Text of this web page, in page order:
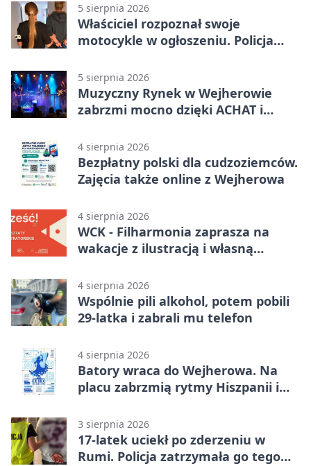
5 sierpnia 2026
Właściciel rozpoznał swoje
motocykle w ogłoszeniu. Policja
5 sierpnia 2026
Muzyczny Rynek w Wejherowie
zabrzmi mocno dzięki ACHAT i
4 sierpnia 2026
Bezpłatny polski dla cudzoziemców.
Zajęcia także online z Wejherowa
4 sierpnia 2026
WCK - Filharmonia zaprasza na
wakacje z ilustracją i własną
4 sierpnia 2026
Wspólnie pili alkohol, potem pobili
29-latka i zabrali mu telefon
4 sierpnia 2026
Batory wraca do Wejherowa. Na
placu zabrzmią rytmy Hiszpanii i
3 sierpnia 2026
17-latek uciekł po zderzeniu w
Rumi. Policja zatrzymała go tego